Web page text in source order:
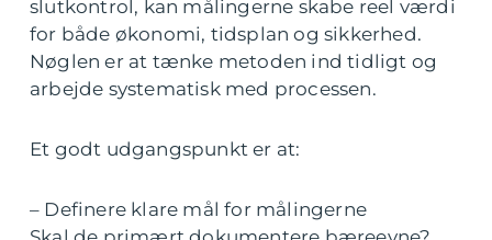
slutkontrol, kan målingerne skabe reel værdi
for både økonomi, tidsplan og sikkerhed.
Nøglen er at tænke metoden ind tidligt og
arbejde systematisk med processen.
Et godt udgangspunkt er at:
– Definere klare mål for målingerne